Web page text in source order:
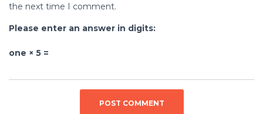
the next time I comment.
Please enter an answer in digits:
one × 5 =